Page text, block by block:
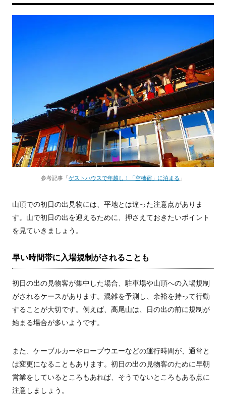
参考記事「ゲストハウスで年越し！「空穂宿」に泊まる 」
山頂での初日の出見物には、平地とは違った注意点がありま
す。山で初日の出を迎えるために、押さえておきたいポイント
を見ていきましょう。
早い時間帯に入場規制がされることも
初日の出の見物客が集中した場合、駐車場や山頂への入場規制
がされるケースがあります。混雑を予測し、余裕を持って行動
することが大切です。例えば、高尾山は、日の出の前に規制が
始まる場合が多いようです。
また、ケーブルカーやロープウエーなどの運行時間が、通常と
は変更になることもあります。初日の出の見物客のために早朝
営業をしているところもあれば、そうでないところもある点に
注意しましょう。